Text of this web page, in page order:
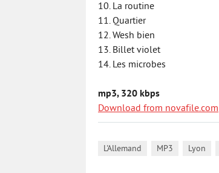
10. La routine
11. Quartier
12. Wesh bien
13. Billet violet
14. Les microbes
mp3, 320 kbps
Download from novafile.com
L'Allemand MP3 Lyon